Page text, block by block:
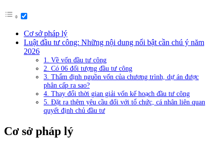
Cơ sở pháp lý
Luật đầu tư công: Những nội dung nổi bật cần chú ý năm
2026
1. Về vốn đầu tư công
2. Có 06 đối tượng đầu tư công
3. Thẩm định nguồn vốn của chương trình, dự án được
phân cấp ra sao?
4. Thay đổi thời gian giải vốn kế hoạch đầu tư công
5. Đặt ra thêm yêu cầu đối với tổ chức, cá nhân liên quan
quyết định chủ đầu tư
Cơ sở pháp lý